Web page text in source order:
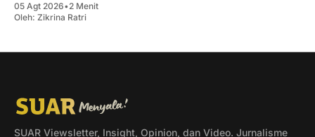
05 Agt 2026•2 Menit
Oleh: Zikrina Ratri
SUAR Viewsletter, Insight, Opinion, dan Video. Jurnalisme